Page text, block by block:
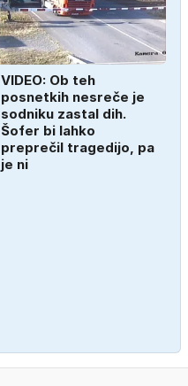
VIDEO: Ob teh
posnetkih nesreče je
sodniku zastal dih.
Šofer bi lahko
preprečil tragedijo, pa
je ni